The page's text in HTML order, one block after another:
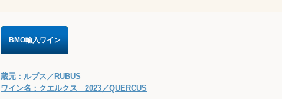
BMO輸入ワイン
蔵元：ルブス／RUBUS
ワイン名：クエルクス 2023／QUERCUS